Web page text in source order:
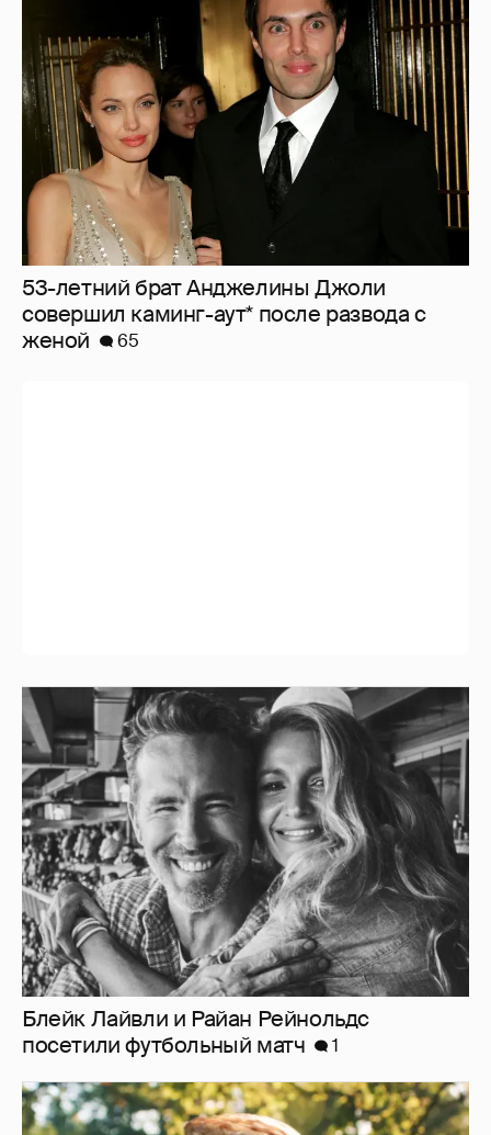
53-летний брат Анджелины Джоли
совершил каминг-аут* после развода с
женой
65
Блейк Лайвли и Райан Рейнольдс
посетили футбольный матч
1